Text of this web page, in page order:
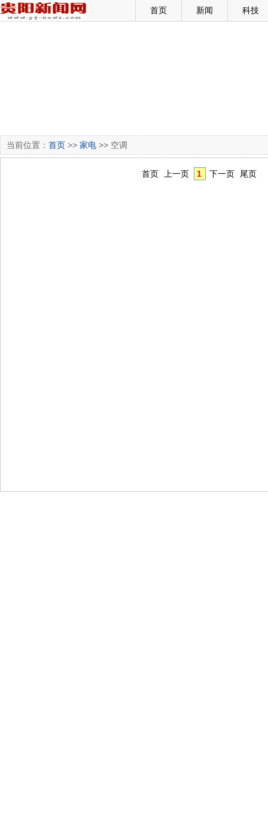
首页 新闻 科技
当前位置： 首页 >> 家电 >> 空调
首页 上一页 1 下一页 尾页